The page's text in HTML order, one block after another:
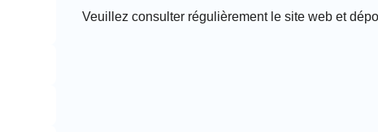
Veuillez consulter régulièrement le site web et